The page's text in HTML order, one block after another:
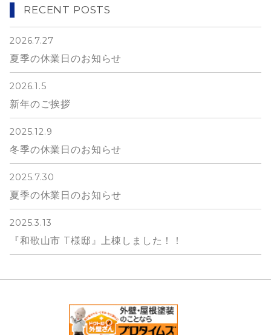
RECENT POSTS
2026.7.27
夏季の休業日のお知らせ
2026.1.5
新年のご挨拶
2025.12.9
冬季の休業日のお知らせ
2025.7.30
夏季の休業日のお知らせ
2025.3.13
『和歌山市 T様邸』上棟しました！！